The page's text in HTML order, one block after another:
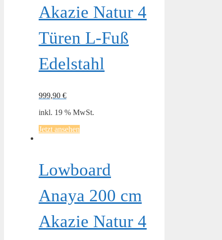
Akazie Natur 4
Türen L-Fuß
Edelstahl
999,90 €
inkl. 19 % MwSt.
Jetzt ansehen
Lowboard
Anaya 200 cm
Akazie Natur 4